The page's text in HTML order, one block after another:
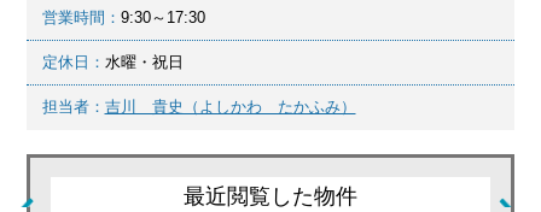
営業時間： 9:30～17:30
定休日： 水曜・祝日
担当者： 吉川 貴史（よしかわ たかふみ）
最近閲覧した物件